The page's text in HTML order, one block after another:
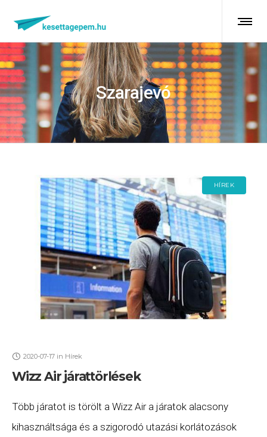
Szarajevó
HÍREK
2020-07-17 in Hírek
Wizz Air járattörlések
Több járatot is törölt a Wizz Air a járatok alacsony
kihasználtsága és a szigorodó utazási korlátozások